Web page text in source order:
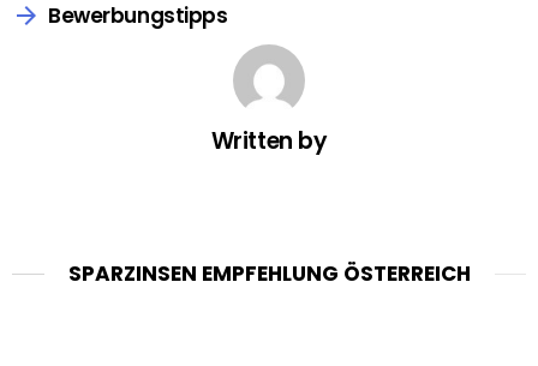
Bewerbungstipps
Written by
SPARZINSEN EMPFEHLUNG ÖSTERREICH